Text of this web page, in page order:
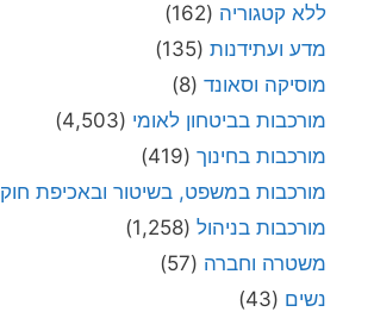
ללא קטגוריה (162)
מדע ועתידנות (135)
מוסיקה וסאונד (8)
מורכבות בביטחון לאומי (4,503)
מורכבות בחינוך (419)
מורכבות במשפט, בשיטור ובאכיפת חוק
מורכבות בניהול (1,258)
משטרה וחברה (57)
נשים (43)